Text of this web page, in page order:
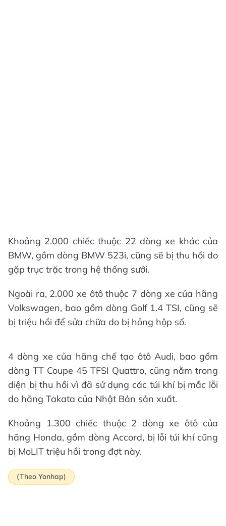
Khoảng 2.000 chiếc thuộc 22 dòng xe khác của
BMW, gồm dòng BMW 523i, cũng sẽ bị thu hồi do
gặp trục trặc trong hệ thống sưởi.
Ngoài ra, 2.000 xe ôtô thuộc 7 dòng xe của hãng
Volkswagen, bao gồm dòng Golf 1.4 TSI, cũng sẽ
bị triệu hồi để sửa chữa do bị hỏng hộp số.
4 dòng xe của hãng chế tạo ôtô Audi, bao gồm
dòng TT Coupe 45 TFSI Quattro, cũng nằm trong
diện bị thu hồi vì đã sử dụng các túi khí bị mắc lỗi
do hãng Takata của Nhật Bản sản xuất.
Khoảng 1.300 chiếc thuộc 2 dòng xe ôtô của
hãng Honda, gồm dòng Accord, bị lỗi túi khí cũng
bị MoLIT triệu hồi trong đợt này.
(Theo Yonhap)